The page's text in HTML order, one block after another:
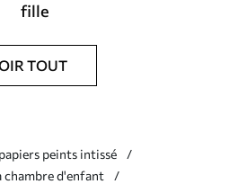
fille
TOUT
peints intissé
chambre d'enfant